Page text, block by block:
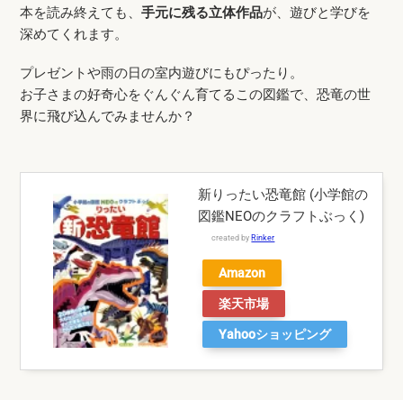
本を読み終えても、手元に残る立体作品が、遊びと学びを
深めてくれます。
プレゼントや雨の日の室内遊びにもぴったり。
お子さまの好奇心をぐんぐん育てるこの図鑑で、恐竜の世
界に飛び込んでみませんか？
新りったい恐竜館 (小学館の
図鑑NEOのクラフトぶっく)
created by Rinker
Amazon
楽天市場
Yahooショッピング